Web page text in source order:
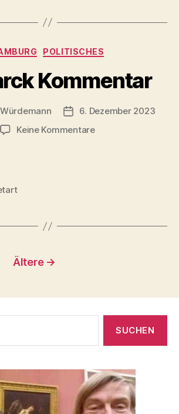
Kategorien
POLITISCHES
Kommentar
Beitragsdatum
6. Dezember 2023
Keine Kommentarezu
Ältere →